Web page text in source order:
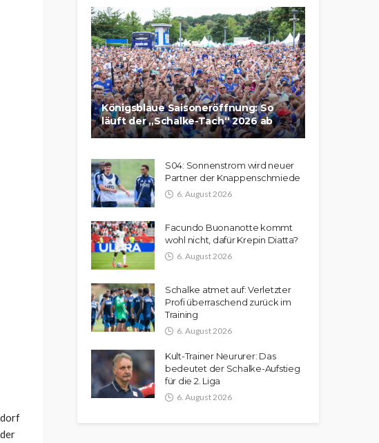
Königsblaue Saisoneröffnung: So
läuft der „Schalke-Tach“ 2026 ab
S04: Sonnenstrom wird neuer
Partner der Knappenschmiede
6. August 2026
Facundo Buonanotte kommt
wohl nicht, dafür Krepin Diatta?
6. August 2026
Schalke atmet auf: Verletzter
Profi überraschend zurück im
Training
6. August 2026
Kult-Trainer Neururer: Das
bedeutet der Schalke-Aufstieg
für die 2. Liga
6. August 2026